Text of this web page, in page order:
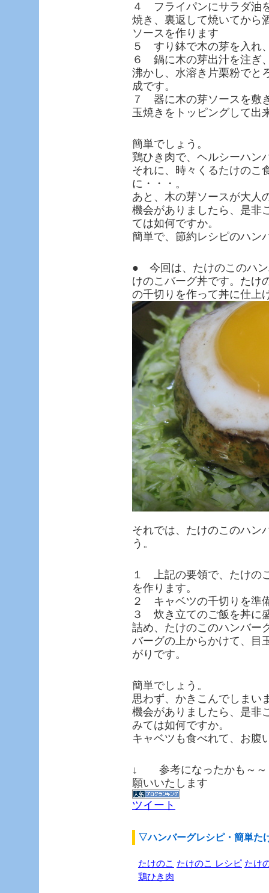
４ フライパンにサラダ油
焼き、裏返して焼いてから
ソースを作ります
５ すり鉢で木の芽を入れ
６ 鍋に木の芽出汁を注ぎ
沸かし、水溶き片栗粉でと
成です。
７ 器に木の芽ソースを敷
玉焼きをトッピングして出
簡単でしょう。
鶏ひき肉で、ヘルシーハン
それに、時々くるたけのこ
に・・・。
あと、木の芽ソースが大人
機会がありましたら、是非
ては如何ですか。
簡単で、節約レシピのハン
● 今回は、たけのこのハ
けのこバーグ丼です。たけ
の千切りを作って丼に仕上
それでは、たけのこのハン
う。
１ 上記の要領で、たけの
を作ります。
２ キャベツの千切りを準
３ 炊き立てのご飯を丼に
詰め、たけのこのハンバー
バーグの上からかけて、目
がりです。
簡単でしょう。
思わず、かきこんでしまい
機会がありましたら、是非
みては如何ですか。
キャベツも食べれて、お腹
↓ 参考になったかも～～
願いいたします
ツイート
▽ハンバーグレシピ・簡単た
たけのこ たけのこ レシピ たけ
鶏ひき肉